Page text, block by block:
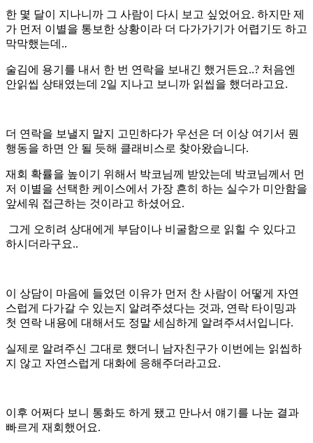
한 몇 달이 지나니까 그 사람이 다시 보고 싶었어요. 하지만 제
가 먼저 이별을 통보한 상황이라 더 다가가기가 어렵기도 하고
막막했는데..
술김에 용기를 내서 한 번 연락을 보내긴 했거든요..? 처음엔
안읽씹 상태였는데 2일 지나고 보니까 읽씹을 했더라고요.
더 연락을 보낼지 말지 고민하다가 우선은 더 이상 여기서 뭔
행동을 하면 안 될 듯해 클래비스로 찾아왔습니다.
재회 확률을 높이기 위해서 박코님께 받았는데 박코님께서 먼
저 이별을 선택한 케이스에서 가장 흔히 하는 실수가 미안함을
앞세워 접근하는 것이라고 하셨어요.
그게 오히려 상대에게 부담이나 비굴함으로 읽힐 수 있다고
하시더라구요..
이 상담이 마음에 들었던 이유가 먼저 찬 사람이 어떻게 자연
스럽게 다가갈 수 있는지 알려주셨다는 것과, 연락 타이밍과
첫 연락 내용에 대해서도 정말 세심하게 알려주셔서입니다.
실제로 알려주신 그대로 했더니 남자친구가 이번에는 읽씹하
지 않고 자연스럽게 대화에 응해주더라고요.
이후 어쩌다 보니 통화도 하게 됐고 만나서 얘기를 나눈 결과
빠르게 재회했어요.